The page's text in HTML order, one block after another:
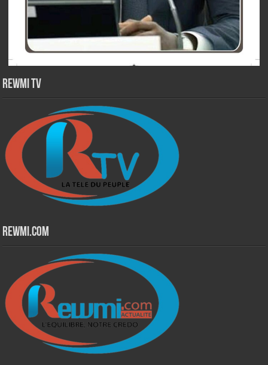
Rewmi TV
Rewmi.Com